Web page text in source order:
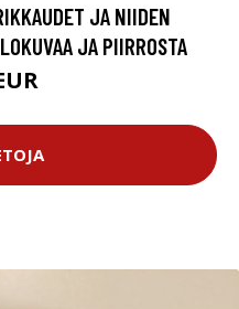
JA NIIDEN
JA PIIRROSTA